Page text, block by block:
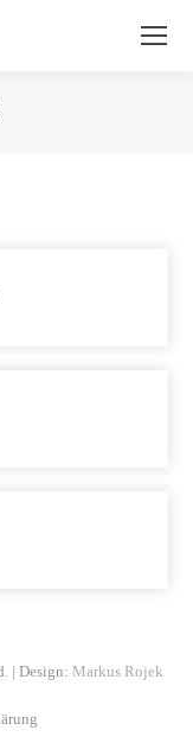
| Design: Markus Rojek